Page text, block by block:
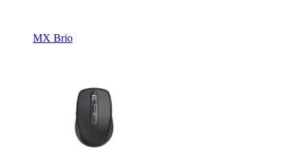
MX Brio